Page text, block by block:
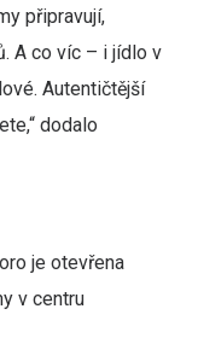
připravují,
A co víc – i jídlo v
Autentičtější
dodalo
je otevřena
v centru